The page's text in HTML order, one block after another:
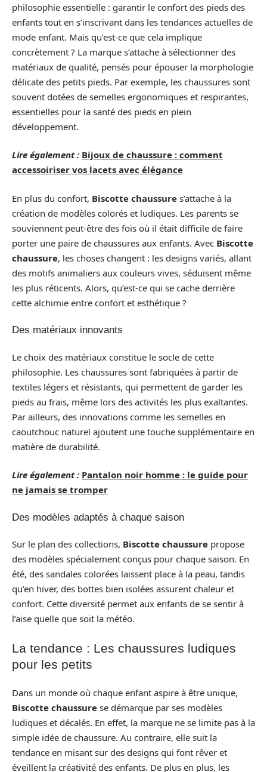
philosophie essentielle : garantir le confort des pieds des
enfants tout en s’inscrivant dans les tendances actuelles de
mode enfant. Mais qu’est-ce que cela implique
concrètement ? La marque s’attache à sélectionner des
matériaux de qualité, pensés pour épouser la morphologie
délicate des petits pieds. Par exemple, les chaussures sont
souvent dotées de semelles ergonomiques et respirantes,
essentielles pour la santé des pieds en plein
développement.
Lire également : Bijoux de chaussure : comment
accessoiriser vos lacets avec élégance
En plus du confort, Biscotte chaussure s’attache à la
création de modèles colorés et ludiques. Les parents se
souviennent peut-être des fois où il était difficile de faire
porter une paire de chaussures aux enfants. Avec Biscotte
chaussure, les choses changent : les designs variés, allant
des motifs animaliers aux couleurs vives, séduisent même
les plus réticents. Alors, qu’est-ce qui se cache derrière
cette alchimie entre confort et esthétique ?
Des matériaux innovants
Le choix des matériaux constitue le socle de cette
philosophie. Les chaussures sont fabriquées à partir de
textiles légers et résistants, qui permettent de garder les
pieds au frais, même lors des activités les plus exaltantes.
Par ailleurs, des innovations comme les semelles en
caoutchouc naturel ajoutent une touche supplémentaire en
matière de durabilité.
Lire également : Pantalon noir homme : le guide pour
ne jamais se tromper
Des modèles adaptés à chaque saison
Sur le plan des collections, Biscotte chaussure propose
des modèles spécialement conçus pour chaque saison. En
été, des sandales colorées laissent place à la peau, tandis
qu’en hiver, des bottes bien isolées assurent chaleur et
confort. Cette diversité permet aux enfants de se sentir à
l’aise quelle que soit la météo.
La tendance : Les chaussures ludiques
pour les petits
Dans un monde où chaque enfant aspire à être unique,
Biscotte chaussure se démarque par ses modèles
ludiques et décalés. En effet, la marque ne se limite pas à la
simple idée de chaussure. Au contraire, elle suit la
tendance en misant sur des designs qui font rêver et
éveillent la créativité des enfants. De plus en plus, les